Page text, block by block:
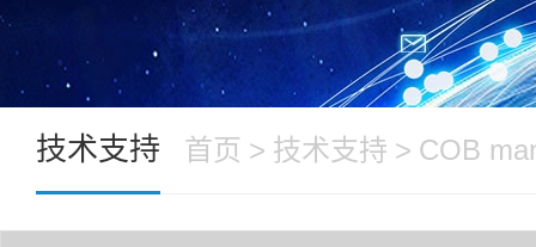
技术支持 首页 > 技术支持 > COB